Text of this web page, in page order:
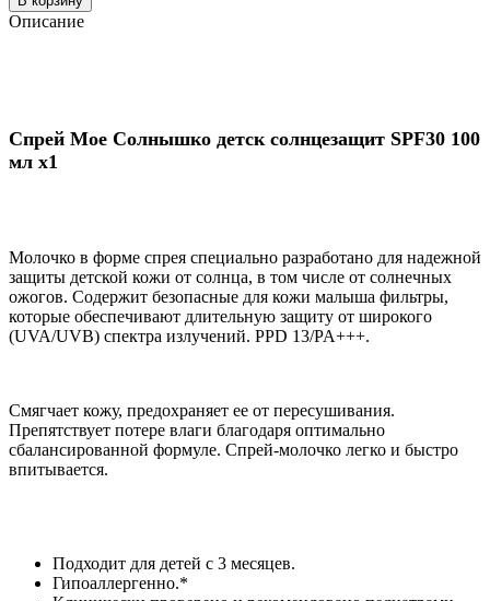
Описание
Спрей Мое Солнышко детск солнцезащит SPF30 100
мл x1
Молочко в форме спрея специально разработано для надежной
защиты детской кожи от солнца, в том числе от солнечных
ожогов. Содержит безопасные для кожи малыша фильтры,
которые обеспечивают длительную защиту от широкого
(UVA/UVB) спектра излучений. PPD 13/PA+++.
Смягчает кожу, предохраняет ее от пересушивания.
Препятствует потере влаги благодаря оптимально
сбалансированной формуле. Спрей-молочко легко и быстро
впитывается.
Подходит для детей с 3 месяцев.
Гипоаллергенно.*